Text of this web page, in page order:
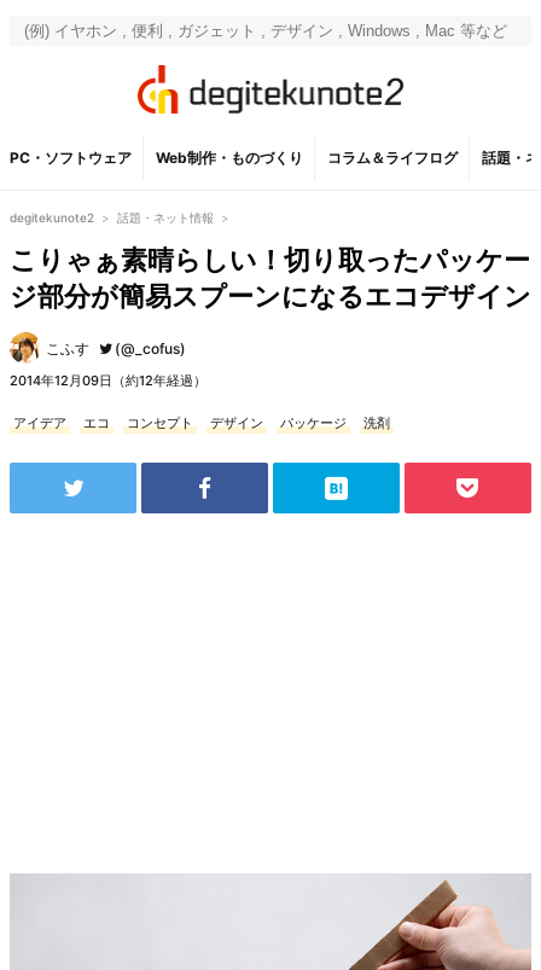
PC・ソフトウェア Web制作・ものづくり コラム＆ライフログ 話題・
degitekunote2 > 話題・ネット情報 >
こりゃぁ素晴らしい！切り取ったパッケー
ジ部分が簡易スプーンになるエコデザイン
こふす (@_cofus)
2014年12月09日（約12年経過）
アイデア エコ コンセプト デザイン パッケージ 洗剤